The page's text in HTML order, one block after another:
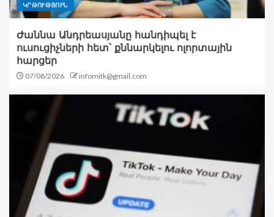
ԿՐԹՈՒԹՅՈՒՆ
Ժաննա Անդրեասյանը հանդիպել է
ուսուցիչների հետ՝ քննարկելու ոլորտային
հարցեր
07/08/2026 infomitk@gmail.com